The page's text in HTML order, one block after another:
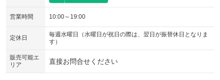
営業時間 10:00～19:00
定休日
毎週水曜日（水曜日が祝日の際は、翌日が振替休日となりま
す）
販売可能エ
リア
直接お問合せください